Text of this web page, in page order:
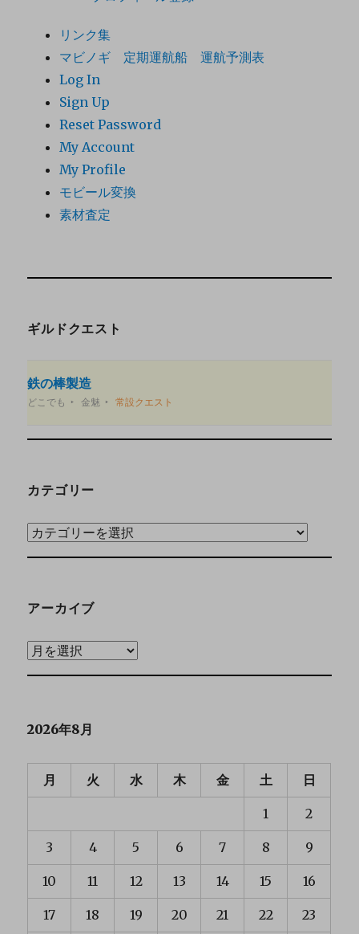
リンク集
マビノギ 定期運航船 運航予測表
Log In
Sign Up
Reset Password
My Account
My Profile
モビール変換
素材査定
ギルドクエスト
鉄の棒製造
どこでも 金魅 常設クエスト
カテゴリー
アーカイブ
2026年8月
月 火 水 木 金 土 日
1 2
3 4 5 6 7 8 9
10 11 12 13 14 15 16
17 18 19 20 21 22 23